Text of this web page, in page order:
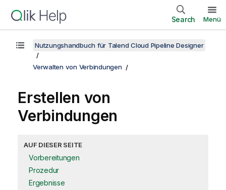
Search Menü
Nutzungshandbuch für Talend Cloud Pipeline Designer
Verwalten von Verbindungen
Erstellen von
Verbindungen
AUF DIESER SEITE
Vorbereitungen
Prozedur
Ergebnisse